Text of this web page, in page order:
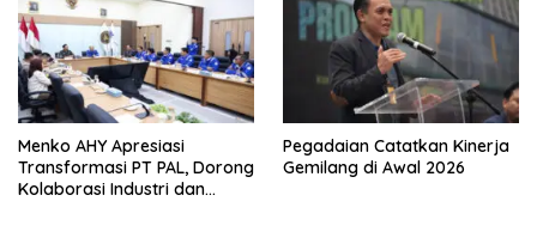
Menko AHY Apresiasi
Transformasi PT PAL, Dorong
Kolaborasi Industri dan
Pegadaian Catatkan Kinerja
Gemilang di Awal 2026